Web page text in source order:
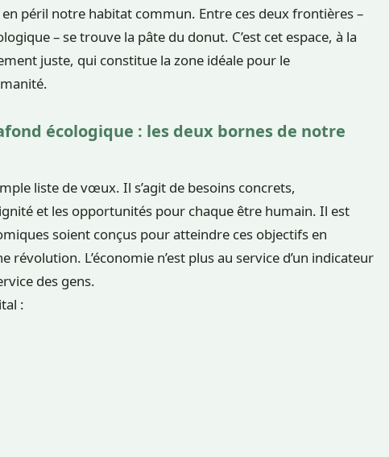
en péril notre habitat commun. Entre ces deux frontières –
– se trouve la pâte du donut. C’est cet espace, à la
juste, qui constitue la zone idéale pour le
écologique : les deux bornes de notre
liste de vœux. Il s’agit de besoins concrets,
et les opportunités pour chaque être humain. Il est
soient conçus pour atteindre ces objectifs en
révolution. L’économie n’est plus au service d’un indicateur
des gens.
: